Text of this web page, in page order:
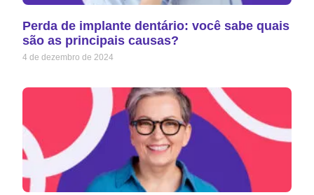
Perda de implante dentário: você sabe quais
são as principais causas?
4 de dezembro de 2024